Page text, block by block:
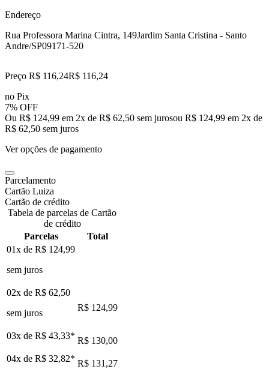
Endereço
Rua Professora Marina Cintra, 149Jardim Santa Cristina - Santo
Andre/SP09171-520
Preço R$ 116,24R$ 116,24
no Pix
7% OFF
Ou R$ 124,99 em 2x de R$ 62,50 sem jurosou R$ 124,99 em 2x de
R$ 62,50 sem juros
Ver opções de pagamento
Parcelamento
Cartão Luiza
Cartão de crédito
Tabela de parcelas de Cartão
de crédito
Parcelas
Total
01x de R$ 124,99
sem juros
02x de R$ 62,50
sem juros
R$ 124,99
03x de R$ 43,33* R$ 130,00
04x de R$ 32,82* R$ 131,27